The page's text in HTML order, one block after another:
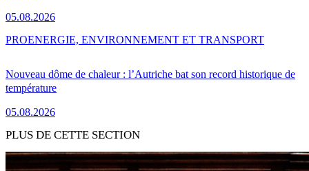
05.08.2026
Nouveau dôme de chaleur : l’Autriche bat son record historique de
température
05.08.2026
PROENERGIE, ENVIRONNEMENT ET TRANSPORT
PLUS DE CETTE SECTION